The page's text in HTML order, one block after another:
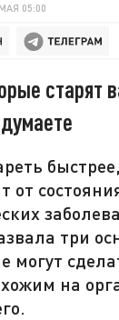
05:00
старят
от
три
могут
на